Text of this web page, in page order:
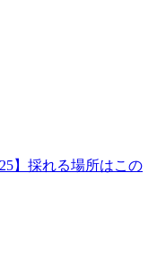
】採れる場所はこの